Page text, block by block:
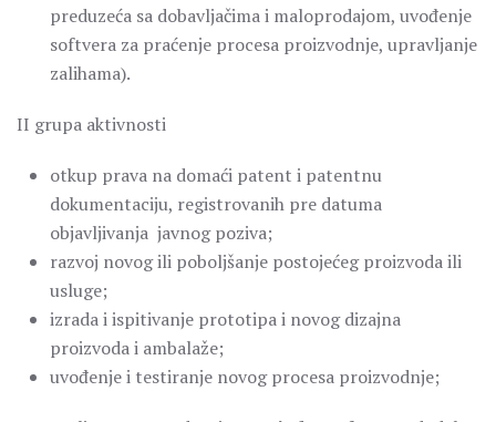
preduzeća sa dobavljačima i maloprodajom, uvođenje
softvera za praćenje procesa proizvodnje, upravljanje
zalihama).
II grupa aktivnosti
otkup prava na domaći patent i patentnu
dokumentaciju, registrovanih pre datuma
objavljivanja javnog poziva;
razvoj novog ili poboljšanje postojećeg proizvoda ili
usluge;
izrada i ispitivanje prototipa i novog dizajna
proizvoda i ambalaže;
uvođenje i testiranje novog procesa proizvodnje;